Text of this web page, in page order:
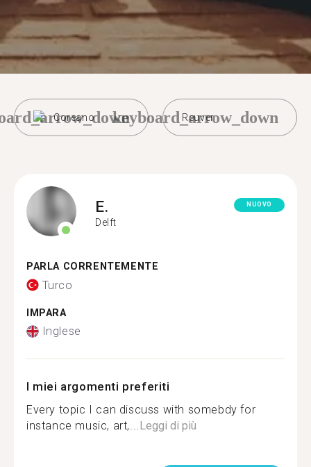
Coreano Reuver
keyboard_arrow_down
E.
Delft
NUOVO
PARLA CORRENTEMENTE
Turco
IMPARA
Inglese
I miei argomenti preferiti
Every topic I can discuss with somebdy for
instance music, art,...Leggi di più